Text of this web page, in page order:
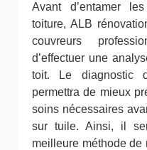
Avant d’entamer
toiture, ALB
couvreurs
d’effectuer une
toit. Le diagnostic
permettra de mieux
soins nécessaires
sur tuile. Ainsi, il
meilleure méthode de